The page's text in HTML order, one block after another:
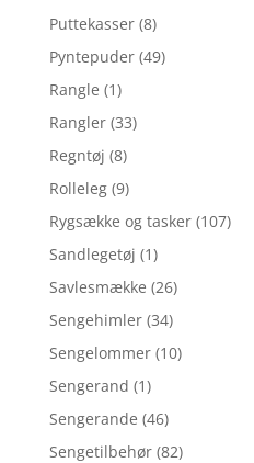
Puttekasser (8)
Pyntepuder (49)
Rangle (1)
Rangler (33)
Regntøj (8)
Rolleleg (9)
Rygsække og tasker (107)
Sandlegetøj (1)
Savlesmække (26)
Sengehimler (34)
Sengelommer (10)
Sengerand (1)
Sengerande (46)
Sengetilbehør (82)